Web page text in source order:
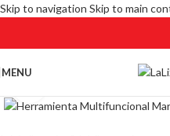
Skip to navigation Skip to main
MENU